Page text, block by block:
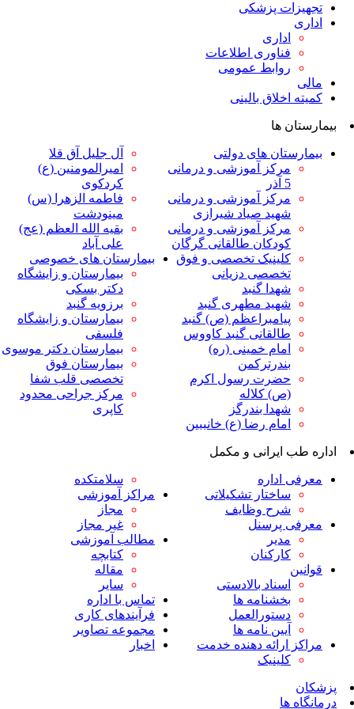
پزشکی
اطلاعات
عمومی
بالینی
های دولتی
آموزشی و درمانی
آموزشی و درمانی
صیاد شیرازی
آموزشی و درمانی
طالقانی گرگان
تخصصی و فوق
دزیانی
مطهری گنبد
(ص) گنبد
گنبد کاووس
خمینی (ره)
رسول اکرم
بندرگز
رضا (ع) خانببین
آل جلیل آق قلا
امیرالمومنین (ع)
فاطمه الزهرا (س)
بقیه الله العظم (عج)
علی آباد
بیمارستان های خصوصی
بیمارستان و زایشگاه
برزویه گنبد
بیمارستان و زایشگاه
فلسفی
بیمارستان دکتر موسوی
بیمارستان فوق
تخصصی قلب شفا
مرکز جراحی محدود
و مکمل
تشکیلاتی
وظایف
بالادستی
ها
نامه ها
دهنده خدمت
مراکز آموزشی
مطالب آموزشی
تماس با اداره
فرآیندهای کاری
مجموعه تصاویر
اخبار